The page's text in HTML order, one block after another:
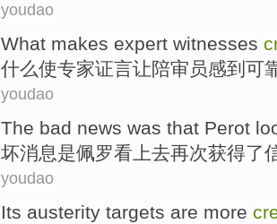
youdao
What makes expert witnesses
什么使专家证言让陪审员感到 可
youdao
The bad news was that Perot
坏消息是佩罗看上去再次获得了
youdao
Its austerity targets are more